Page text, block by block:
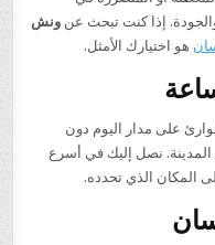
والجودة. إذا كنت تبحث عنونش
هو اختيارك الأمثل.
على مدار اليوم دون
نصل إليك في أسرع
المكان الذي تحدده.